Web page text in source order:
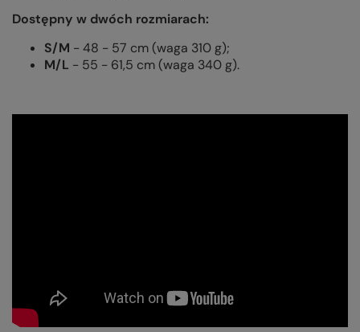
Dostępny w dwóch rozmiarach:
S/M - 48 - 57 cm (waga 310 g);
M/L - 55 - 61,5 cm (waga 340 g).